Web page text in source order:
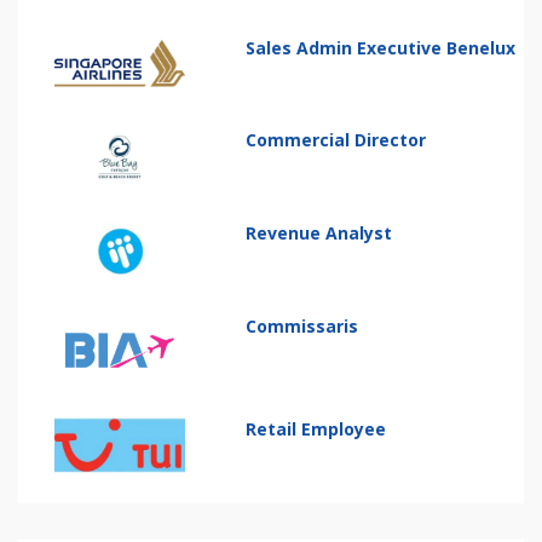
Sales Admin Executive Benelux
Commercial Director
Revenue Analyst
Commissaris
Retail Employee